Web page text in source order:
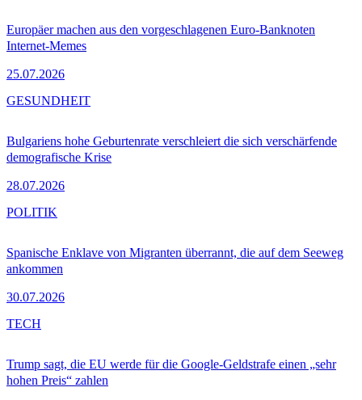
Europäer machen aus den vorgeschlagenen Euro-Banknoten
Internet-Memes
25.07.2026
Bulgariens hohe Geburtenrate verschleiert die sich verschärfende
demografische Krise
28.07.2026
GESUNDHEIT
Spanische Enklave von Migranten überrannt, die auf dem Seeweg
ankommen
30.07.2026
POLITIK
Trump sagt, die EU werde für die Google-Geldstrafe einen „sehr
hohen Preis“ zahlen
TECH